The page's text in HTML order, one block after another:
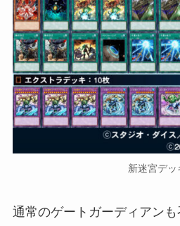
新迷宮デッ
通常のゲートガーディアン